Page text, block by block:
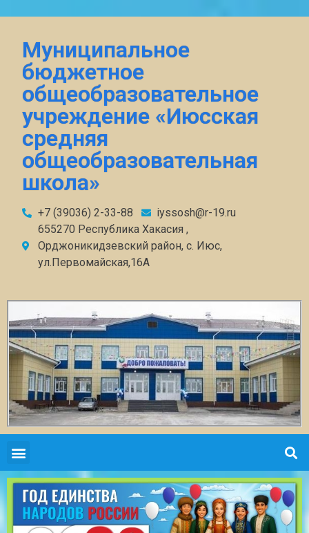
Муниципальное
бюджетное
общеобразовательное
учреждение «Июсская
средняя
общеобразовательная
школа»
+7 (39036) 2-33-88
iyssosh@r-19.ru
655270 Республика Хакасия ,
Орджоникидзевский район, с. Июс,
ул.Первомайская,16А